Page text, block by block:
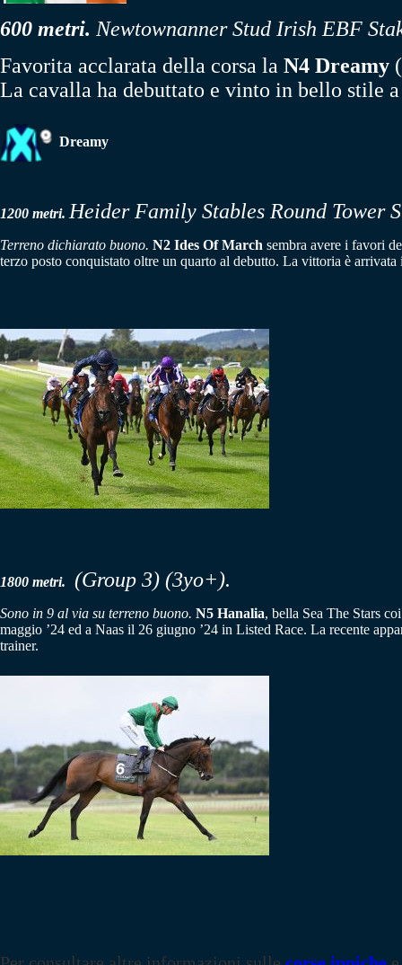
600 metri. Newtownanner Stud Irish EBF
Favorita acclarata della corsa la N4 Dreamy
La cavalla ha debuttato e vinto in bello stile a
Dreamy
1200 metri. Heider Family Stables Round Tower
Terreno dichiarato buono. N2 Ides Of March sembra avere i favori
terzo posto conquistato oltre un quarto al debutto. La vittoria è
1800 metri. (Group 3) (3yo+).
Sono in 9 al via su terreno buono. N5 Hanalia, bella Sea The Stars
maggio ’24 ed a Naas il 26 giugno ’24 in Listed Race. La recente
trainer.